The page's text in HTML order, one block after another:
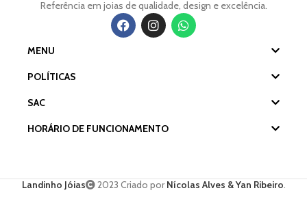
Referência em joias de qualidade, design e excelência.
MENU
POLÍTICAS
SAC
HORÁRIO DE FUNCIONAMENTO
Landinho Jóias 2023 Criado porNícolas Alves & Yan Ribeiro.